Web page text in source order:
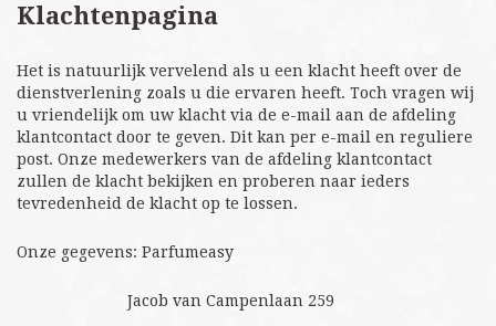
Klachtenpagina
Het is natuurlijk vervelend als u een klacht heeft over de
dienstverlening zoals u die ervaren heeft. Toch vragen wij
u vriendelijk om uw klacht via de e-mail aan de afdeling
klantcontact door te geven. Dit kan per e-mail en reguliere
post. Onze medewerkers van de afdeling klantcontact
zullen de klacht bekijken en proberen naar ieders
tevredenheid de klacht op te lossen.
Onze gegevens: Parfumeasy
Jacob van Campenlaan 259